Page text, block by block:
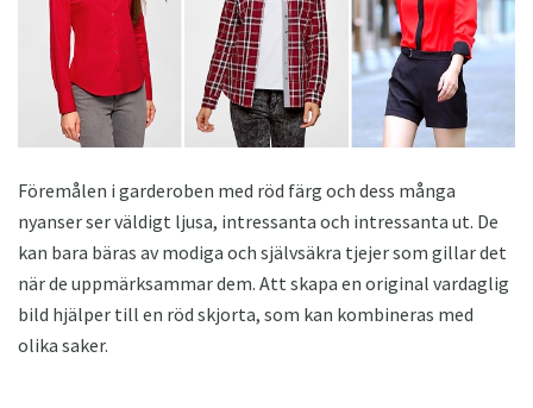
Föremålen i garderoben med röd färg och dess många
nyanser ser väldigt ljusa, intressanta och intressanta ut. De
kan bara bäras av modiga och självsäkra tjejer som gillar det
när de uppmärksammar dem. Att skapa en original vardaglig
bild hjälper till en röd skjorta, som kan kombineras med
olika saker.